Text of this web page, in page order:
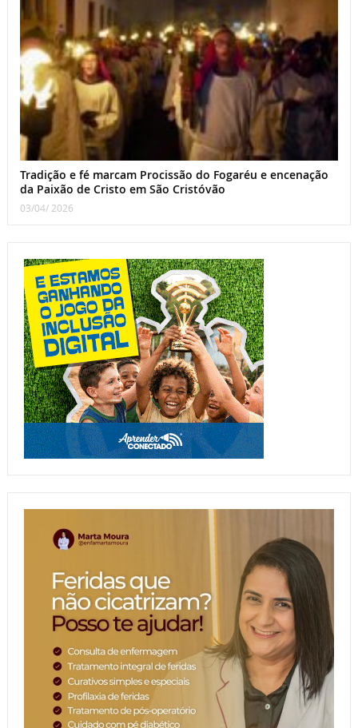
Tradição e fé marcam Procissão do Fogaréu e encenação
da Paixão de Cristo em São Cristóvão
03/04/ 2026